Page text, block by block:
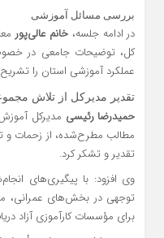
بررسی مسائل آموزشی
در ادامه جلسه، خانم عالی‌پور
کل، توضیحات جامعی در
عملکرد آموزشی استان را
تقدیر مدیرکل از تلاش
حمیدرضا رئیسی مدیرکل
مطالب مطرح‌شده، از زحمات و
تقدیر و تشکر کرد.
وی افزود: با پیگیری‌های
توجهی در بخش‌های عمرانی،
برای مؤسسات کارآموزی آزاد